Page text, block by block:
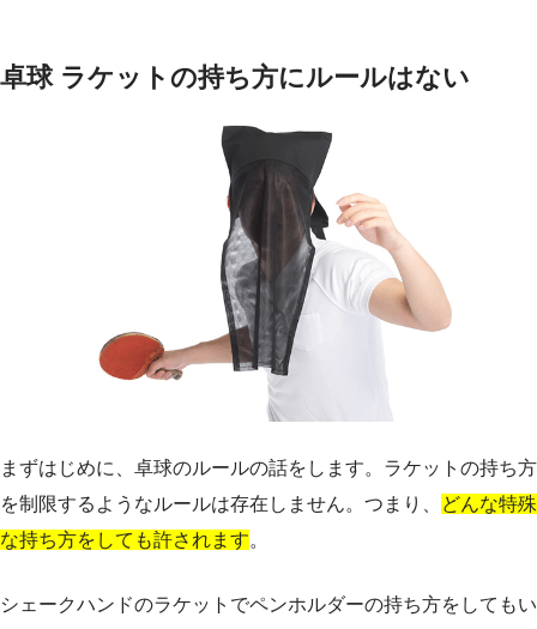
卓球 ラケットの持ち方にルールはない
まずはじめに、卓球のルールの話をします。ラケットの持ち方
を制限するようなルールは存在しません。つまり、
どんな特殊
な持ち方をしても許されます。
シェークハンドのラケットでペンホルダーの持ち方をしてもい